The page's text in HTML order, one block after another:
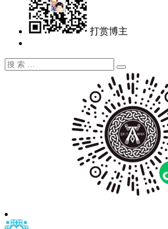
打赏博主
搜
搜
索